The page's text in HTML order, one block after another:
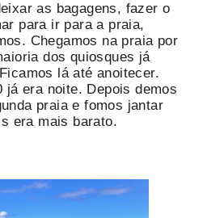
as bagagens, fazer o
para ir para a praia,
Chegamos na praia por
dos quiosques já
lá até anoitecer.
já era noite. Depois demos
praia e fomos jantar
era mais barato.